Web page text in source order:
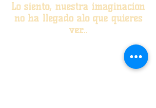
Lo siento, nuestra imaginación
no ha llegado alo que quieres
ver...
Comprueba la URL del sitio web e
inténtalo de nuevo, o encuentra lo
que necesitas en nuestra página